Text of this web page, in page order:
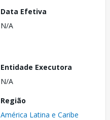
Data Efetiva
N/A
Entidade Executora
N/A
Região
América Latina e Caribe